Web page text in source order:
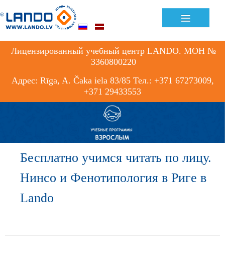
≡
Лицензированный учебный центр LANDO. МОН №
3360800220
Адрес: Rīga, A. Čaka iela 83/85 Тел.: +371 67273009,
+371 29433553
Бесплатно учимся читать по лицу.
Нинсо и Фенотипология в Риге в
Lando